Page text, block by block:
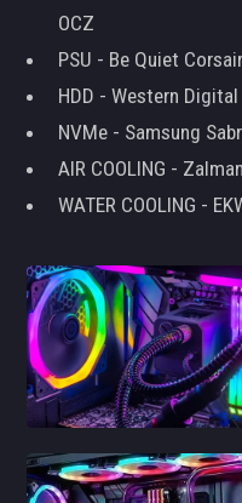
OCZ
PSU - Be Quiet
HDD - Western
NVMe - Samsung
AIR COOLING -
WATER COOLING -